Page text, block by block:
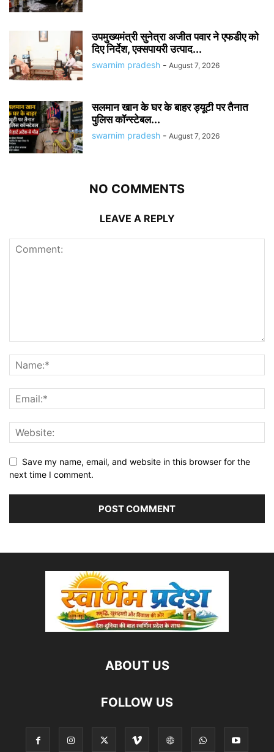
उपमुख्यमंत्री सुनेत्रा अजीत पवार ने एफडीए को
दिए निर्देश, एक्सपायरी उत्पाद...
swarnim pradesh - August 7, 2026
सलमान खान के घर के बाहर ड्यूटी पर तैनात
पुलिस कॉन्स्टेबल...
swarnim pradesh - August 7, 2026
NO COMMENTS
LEAVE A REPLY
Save my name, email, and website in this browser for the
next time I comment.
ABOUT US
FOLLOW US